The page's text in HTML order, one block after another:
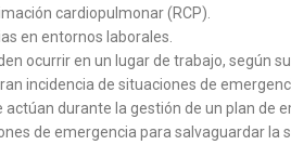
cardiopulmonar (RCP).
en entornos laborales.
ocurrir en un lugar de trabajo, según
incidencia de situaciones de
durante la gestión de un plan de
de emergencia para salvaguardar la